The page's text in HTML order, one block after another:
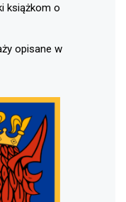
książkom o
opisane w